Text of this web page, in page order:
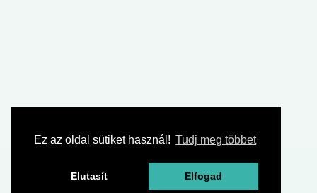
Ez az oldal sütiket használ! Tudj meg többet
Elutasít Elfogad